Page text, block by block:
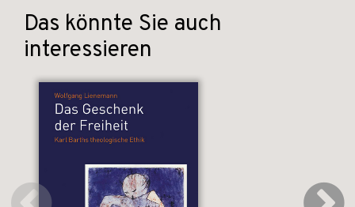
Das könnte Sie auch
interessieren